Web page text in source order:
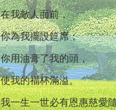
在我敵人面前，
你為我擺設筵席；
你用油膏了我的頭，
使我的福杯滿溢。
我一生一世必有恩惠慈愛